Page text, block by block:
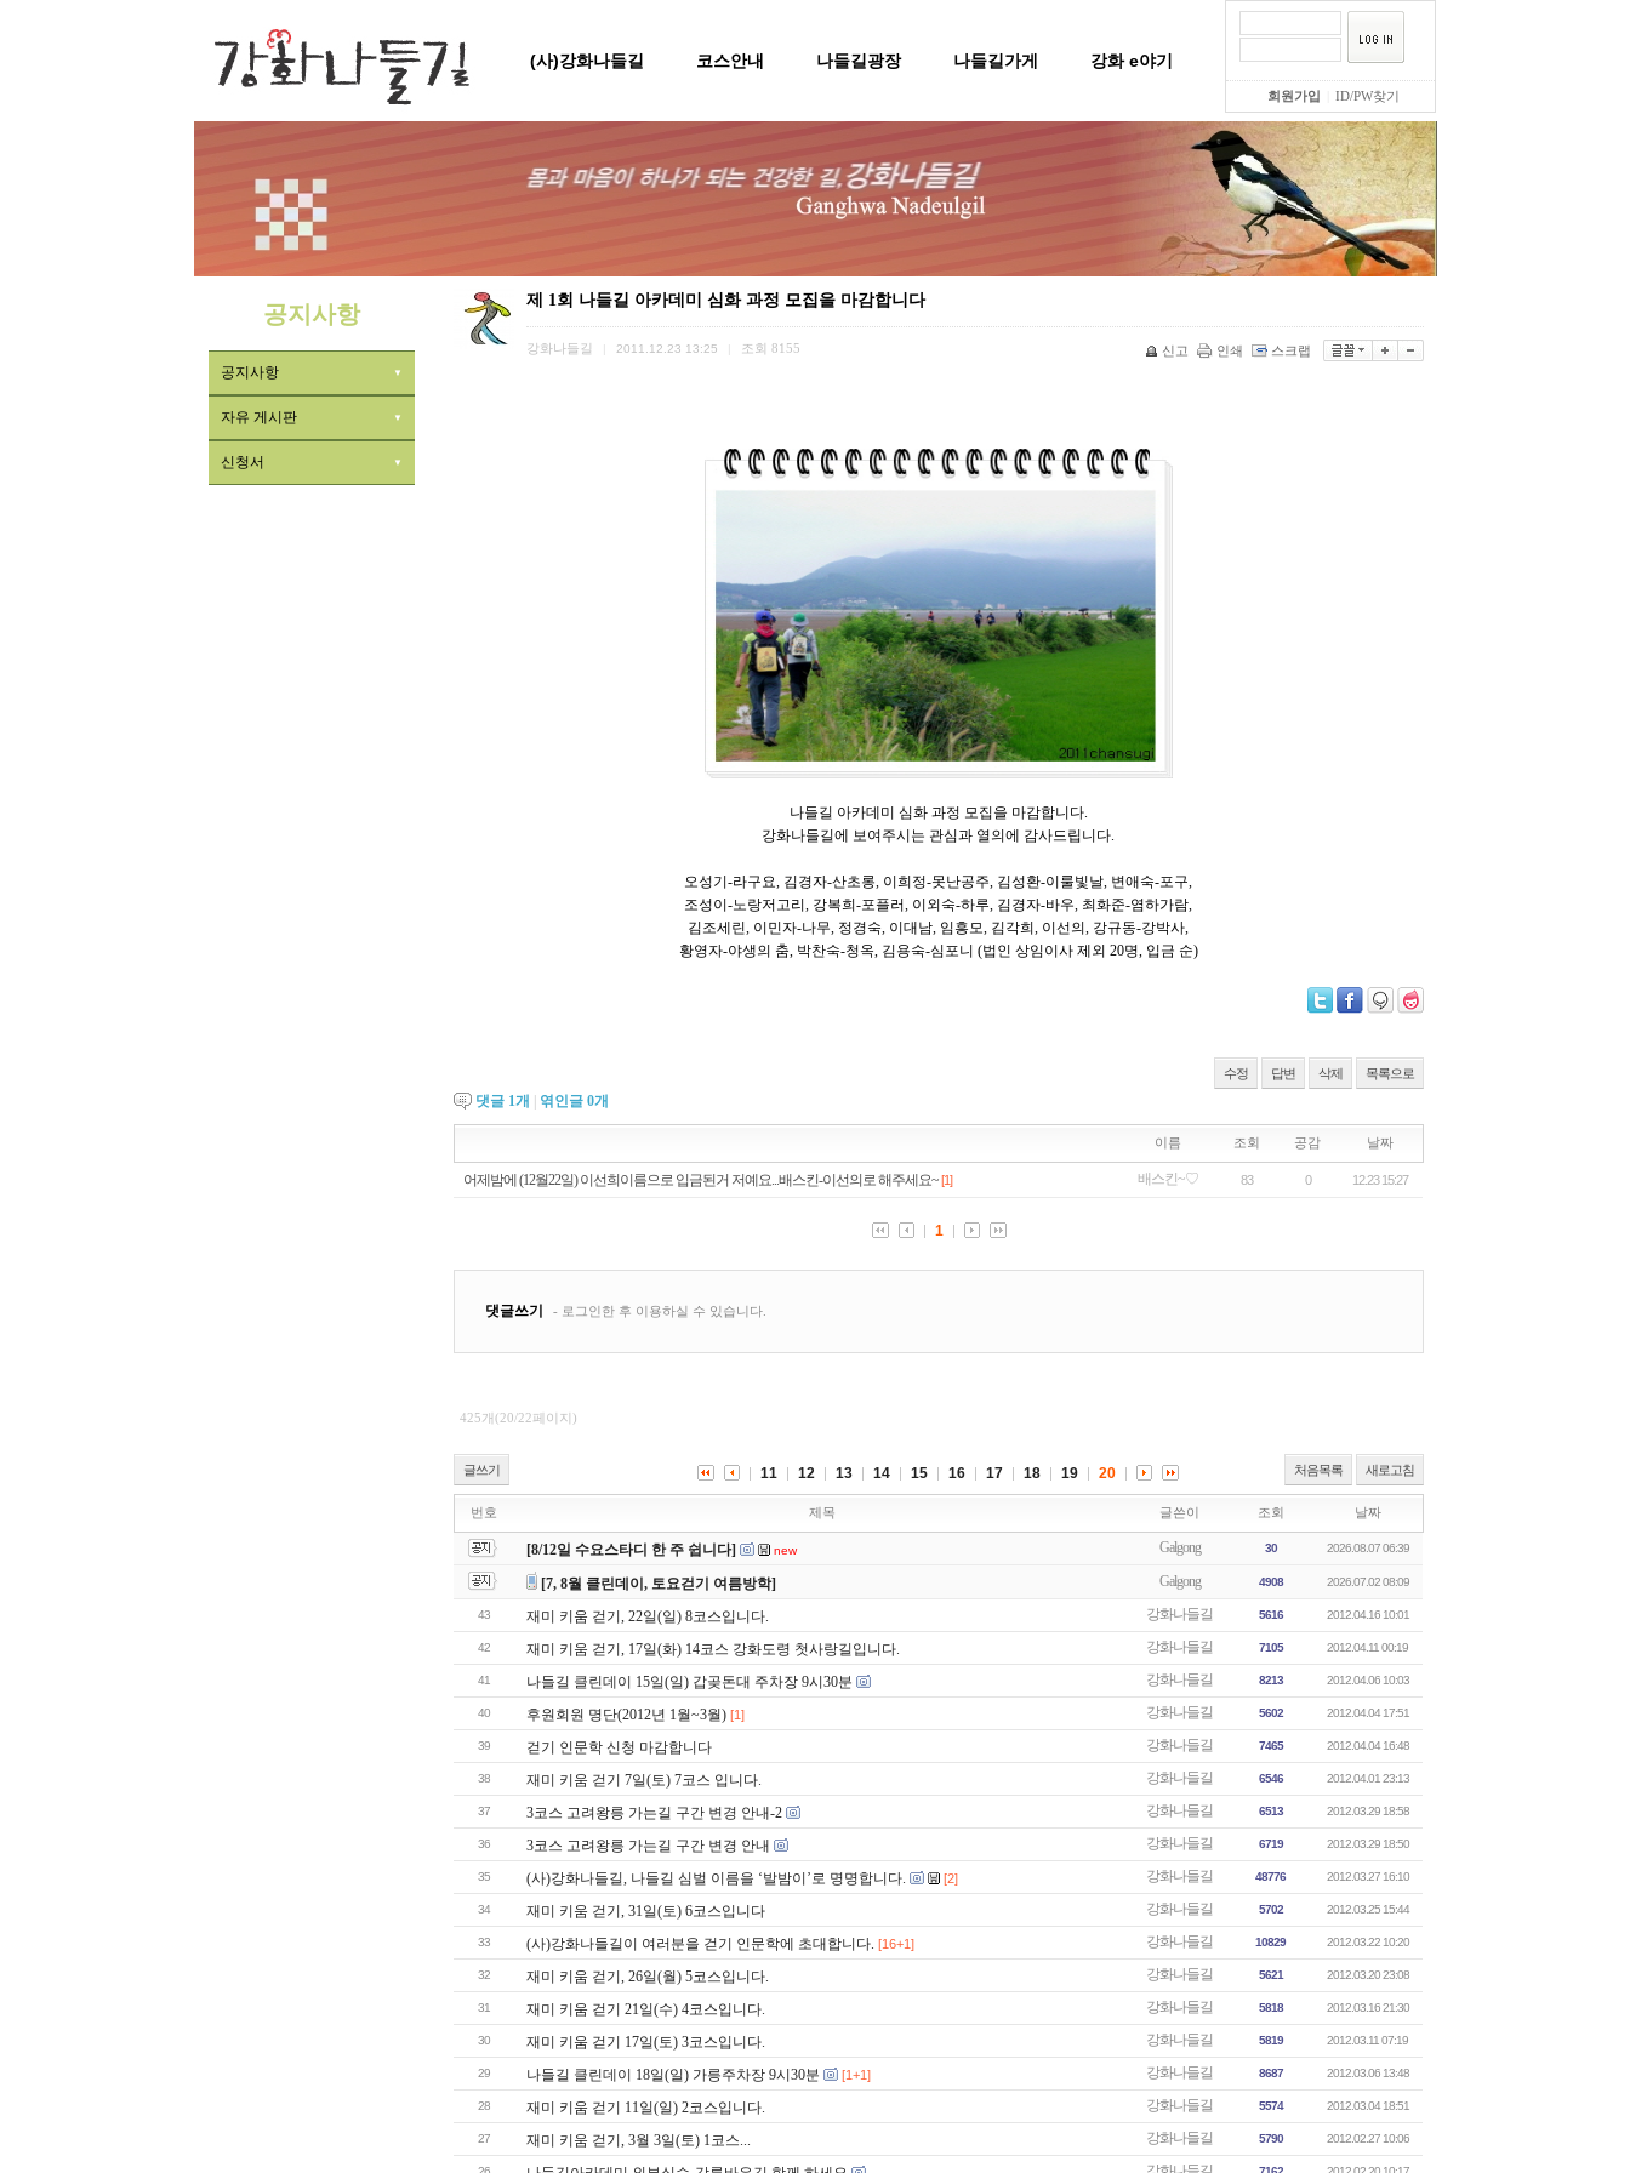
(사)강화나들길 코스안내 나들길광장 나들길가게 강화 e야기
회원가입 ID/PW찾기
공지사항
공지사항
자유 게시판
신청서
제 1회 나들길 아카데미 심화 과정 모집을 마감합니다
강화나들길 2011.12.23 13:25 조회 8155 신고 인쇄 스크랩
나들길 아카데미 심화 과정 모집을 마감합니다.
강화나들길에 보여주시는 관심과 열의에 감사드립니다.
오성기-라구요, 김경자-산초롱, 이희정-못난공주, 김성환-이룰빛날, 변애숙-포구,
조성이-노랑저고리, 강복희-포플러, 이외숙-하루, 김경자-바우, 최화준-염하가람,
김조세린, 이민자-나무, 정경숙, 이대남, 임흥모, 김각희, 이선의, 강규동-강박사,
황영자-야생의 춤, 박찬숙-청옥, 김용숙-심포니 (법인 상임이사 제외 20명, 입금 순)
수정 답변 삭제 목록으로
댓글 1개 엮인글 0개
425개(20/22페이지)
글쓰기 처음목록 새로고침
11 12 13 14 15 16 17 18 19 20
번호 제목 글쓴이 조회 날짜
[8/12일 수요스타디 한 주 쉽니다] new Galgong 30 2026.08.07 06:39
[7, 8월 클린데이, 토요걷기 여름방학] Galgong 4908 2026.07.02 08:09
43 재미 키움 걷기, 22일(일) 8코스입니다. 강화나들길 5616 2012.04.16 10:01
42 재미 키움 걷기, 17일(화) 14코스 강화도령 첫사랑길입니다. 강화나들길 7105 2012.04.11 00:19
41 나들길 클린데이 15일(일) 갑곶돈대 주차장 9시30분 강화나들길 8213 2012.04.06 10:03
40 후원회원 명단(2012년 1월~3월) [1] 강화나들길 5602 2012.04.04 17:51
39 걷기 인문학 신청 마감합니다 강화나들길 7465 2012.04.04 16:48
38 재미 키움 걷기 7일(토) 7코스 입니다. 강화나들길 6546 2012.04.01 23:13
37 3코스 고려왕릉 가는길 구간 변경 안내-2 강화나들길 6513 2012.03.29 18:58
36 3코스 고려왕릉 가는길 구간 변경 안내 강화나들길 6719 2012.03.29 18:50
35 (사)강화나들길, 나들길 심벌 이름을 ‘발밤이’로 명명합니다. [2] 강화나들길 48776 2012.03.27 16:10
34 재미 키움 걷기, 31일(토) 6코스입니다 강화나들길 5702 2012.03.25 15:44
33 (사)강화나들길이 여러분을 걷기 인문학에 초대합니다. [16+1] 강화나들길 10829 2012.03.22 10:20
32 재미 키움 걷기, 26일(월) 5코스입니다. 강화나들길 5621 2012.03.20 23:08
31 재미 키움 걷기 21일(수) 4코스입니다. 강화나들길 5818 2012.03.16 21:30
30 재미 키움 걷기 17일(토) 3코스입니다. 강화나들길 5819 2012.03.11 07:19
29 나들길 클린데이 18일(일) 가릉주차장 9시30분 [1+1] 강화나들길 8687 2012.03.06 13:48
28 재미 키움 걷기 11일(일) 2코스입니다. 강화나들길 5574 2012.03.04 18:51
27 재미 키움 걷기, 3월 3일(토) 1코스... 강화나들길 5790 2012.02.27 10:06